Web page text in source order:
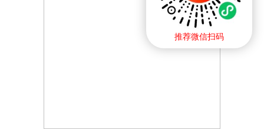
推荐微信扫码